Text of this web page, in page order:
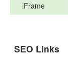
iFrame
SEO Links